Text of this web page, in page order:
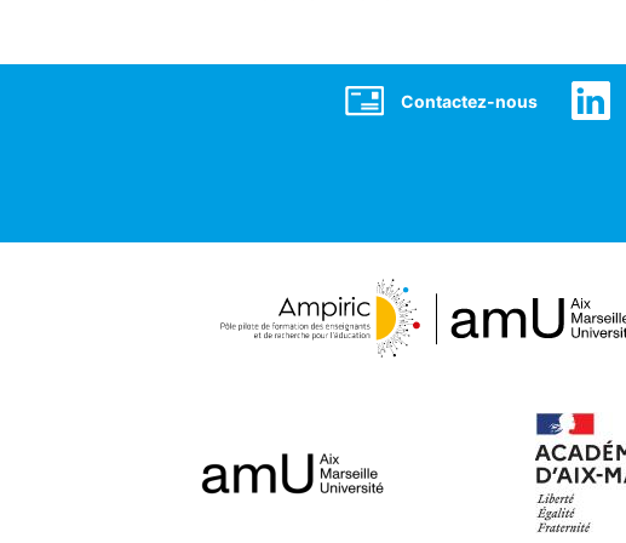
SocialContactez-nous